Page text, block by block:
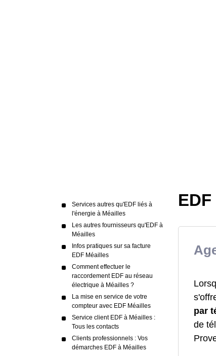
Services autres qu'EDF liés à
l'énergie à Méailles
Les autres fournisseurs qu'EDF à
Méailles
Infos pratiques sur sa facture
EDF Méailles
Comment effectuer le
raccordement EDF au réseau
électrique à Méailles ?
La mise en service de votre
compteur avec EDF Méailles
Service client EDF à Méailles :
Tous les contacts
Clients professionnels : Vos
démarches EDF à Méailles
par
de